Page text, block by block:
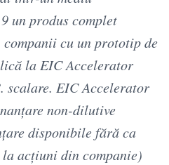
un produs complet
cu un prototip de
la EIC Accelerator
scalare. EIC Accelerator
non-dilutive
disponibile fără ca
acțiuni din companie)